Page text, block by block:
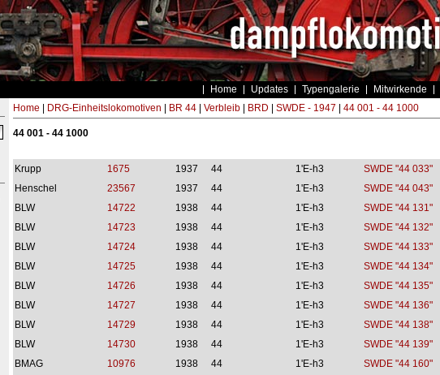
Home Updates Typengalerie Mitwirkende
Home DRG-Einheitslokomotiven BR 44| Verbleib| BRD SWDE - 1947 44 001 - 44 1000
44 001 - 44 1000
Krupp 1675 1937 44 1'E-h3
SWDE "44 033"
Henschel
23567 1937 44 1'E-h3
SWDE "44 043"
BLW
14722 1938 44 1'E-h3
SWDE "44 131"
BLW
14723 1938 44 1'E-h3
SWDE "44 132"
BLW
14724 1938 44 1'E-h3
SWDE "44 133"
BLW
14725 1938 44 1'E-h3
SWDE "44 134"
BLW
14726 1938 44 1'E-h3
SWDE "44 135"
BLW
14727 1938 44 1'E-h3
SWDE "44 136"
BLW
14729 1938 44 1'E-h3
SWDE "44 138"
BLW
14730 1938 44 1'E-h3
SWDE "44 139"
BMAG
10976 1938 44 1'E-h3
SWDE "44 160"